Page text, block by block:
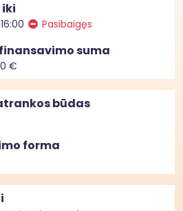
Pasibaigęs
suma
€
būdas
forma